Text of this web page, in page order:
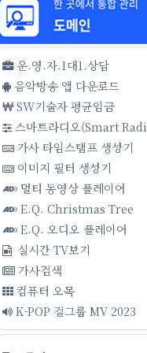
운.영.자.1대1.상담
음악방송 앱 다운로드
SW기술자 평균임금
스마트라디오(Smart
가사 타임스탬프 생성기
이미지 필터 생성기
멀티 동영상 플레이어
E.Q. Christmas Tree
E.Q. 오디오 플레이어
실시간 TV보기
가사검색
컴퓨터 오목
K-POP 걸그룹 MV 2023